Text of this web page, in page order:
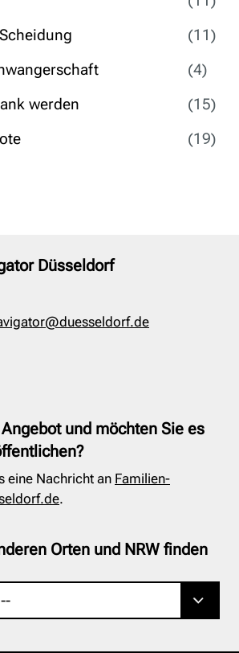
(11)
(4)
werden
(15)
(19)
Düsseldorf
und möchten Sie es
eine Nachricht an Familien-
.
Orten und NRW finden